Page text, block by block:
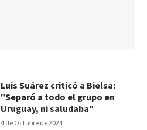
4 de Octubre de 2024
Luis Suárez criticó a Bielsa:
"Separó a todo el grupo en
Uruguay, ni saludaba"